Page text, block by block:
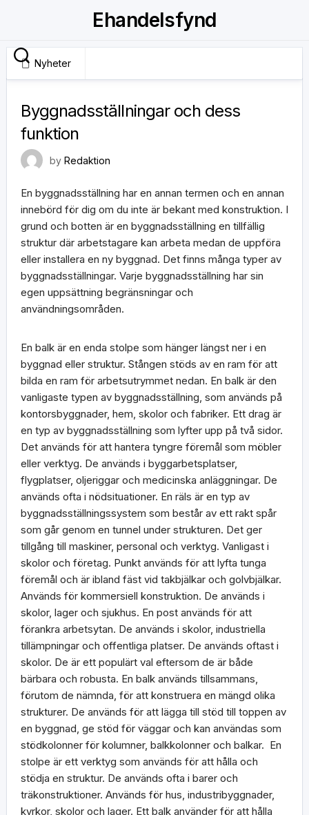
Ehandelsfynd
Nyheter
Byggnadsställningar och dess
funktion
by Redaktion
En byggnadsställning har en annan termen och en annan
innebörd för dig om du inte är bekant med konstruktion. I
grund och botten är en byggnadsställning en tillfällig
struktur där arbetstagare kan arbeta medan de uppföra
eller installera en ny byggnad. Det finns många typer av
byggnadsställningar. Varje byggnadsställning har sin
egen uppsättning begränsningar och
användningsområden.
En balk är en enda stolpe som hänger längst ner i en
byggnad eller struktur. Stången stöds av en ram för att
bilda en ram för arbetsutrymmet nedan. En balk är den
vanligaste typen av byggnadsställning, som används på
kontorsbyggnader, hem, skolor och fabriker. Ett drag är
en typ av byggnadsställning som lyfter upp på två sidor.
Det används för att hantera tyngre föremål som möbler
eller verktyg. De används i byggarbetsplatser,
flygplatser, oljeriggar och medicinska anläggningar. De
används ofta i nödsituationer. En räls är en typ av
byggnadsställningssystem som består av ett rakt spår
som går genom en tunnel under strukturen. Det ger
tillgång till maskiner, personal och verktyg. Vanligast i
skolor och företag. Punkt används för att lyfta tunga
föremål och är ibland fäst vid takbjälkar och golvbjälkar.
Används för kommersiell konstruktion. De används i
skolor, lager och sjukhus. En post används för att
förankra arbetsytan. De används i skolor, industriella
tillämpningar och offentliga platser. De används oftast i
skolor. De är ett populärt val eftersom de är både
bärbara och robusta. En balk används tillsammans,
förutom de nämnda, för att konstruera en mängd olika
strukturer. De används för att lägga till stöd till toppen av
en byggnad, ge stöd för väggar och kan användas som
stödkolonner för kolumner, balkkolonner och balkar. En
stolpe är ett verktyg som används för att hålla och
stödja en struktur. De används ofta i barer och
träkonstruktioner. Används för hus, industribyggnader,
kyrkor, skolor och lager. Ett balk använder för att hålla